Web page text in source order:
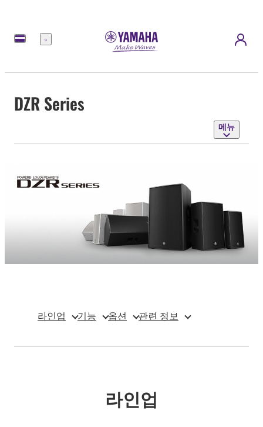
메
DZR Series
메뉴
라인업 기능 옵션 관련 정보
라인업